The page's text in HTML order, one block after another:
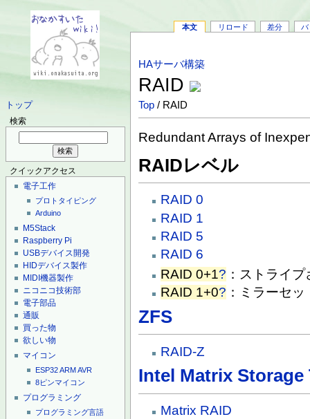
トップ
検索
クイックアクセス
電子工作
プロトタイピング
Arduino
M5Stack
Raspberry Pi
USBデバイス開発
HIDデバイス製作
MIDI機器製作
ニコニコ技術部
電子部品
通販
買った物
欲しい物
マイコン
ESP32ARMAVR
8ピンマイコン
プログラミング
プログラミング言語
本文 リロード 差分 バ
HAサーバ構築
RAID
Top / RAID
Redundant Arrays of
RAIDレベル
RAID 0
RAID 1
RAID 5
RAID 6
RAID 0+1? ：ストライ
RAID 1+0? ：ミラーセ
ZFS
RAID-Z
Intel Matrix Storage
Matrix RAID